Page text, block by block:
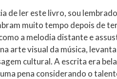
de ler este livro, sou
muito tempo depois de
a melodia distante e
arte visual da música,
cultural. A escrita era
pena considerando o